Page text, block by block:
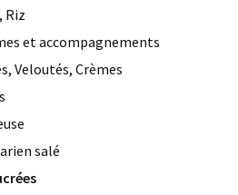
Riz
et accompagnements
Veloutés, Crèmes
salé